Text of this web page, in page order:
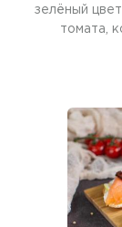
зелёный
томата,